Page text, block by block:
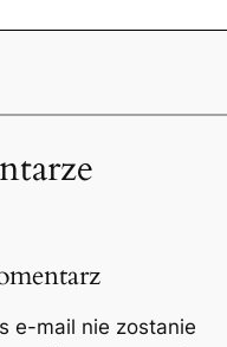
e-mail nie zostanie